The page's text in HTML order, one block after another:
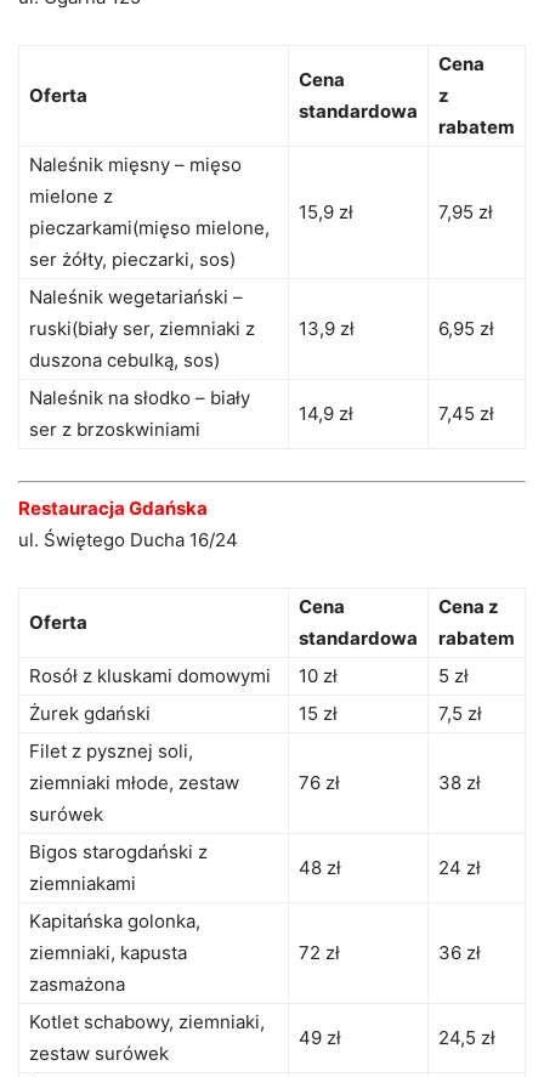
Oferta
Cena
standardowa
Cena
z
rabatem
Naleśnik mięsny – mięso
mielone z
pieczarkami(mięso mielone,
ser żółty, pieczarki, sos)
15,9 zł 7,95 zł
Naleśnik wegetariański –
ruski(biały ser, ziemniaki z
duszona cebulką, sos)
13,9 zł 6,95 zł
Naleśnik na słodko – biały
ser z brzoskwiniami
14,9 zł 7,45 zł
Restauracja Gdańska
ul. Świętego Ducha 16/24
Oferta
Cena
standardowa
Cena z
rabatem
Rosół z kluskami domowymi
10 zł
5 zł
Żurek gdański
15 zł
7,5 zł
Filet z pysznej soli,
ziemniaki młode, zestaw
surówek
76 zł 38 zł
Bigos starogdański z
ziemniakami
48 zł 24 zł
Kapitańska golonka,
ziemniaki, kapusta
zasmażona
72 zł 36 zł
Kotlet schabowy, ziemniaki,
zestaw surówek
49 zł 24,5 zł